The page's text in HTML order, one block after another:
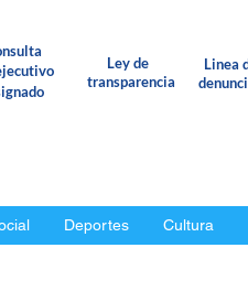
Ley de
transparencia
Linea
Deportes Cultura